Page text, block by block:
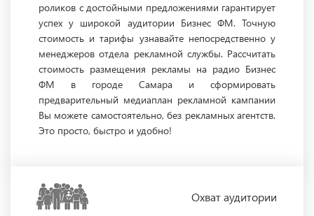
роликов с достойными предложениями гарантирует
успех у широкой аудитории Бизнес ФМ. Точную
стоимость и тарифы узнавайте непосредственно у
менеджеров отдела рекламной службы. Рассчитать
стоимость размещения рекламы на радио Бизнес
ФМ в городе Самара и сформировать
предварительный медиаплан рекламной кампании
Вы можете самостоятельно, без рекламных агентств.
Это просто, быстро и удобно!
Охватаудитории